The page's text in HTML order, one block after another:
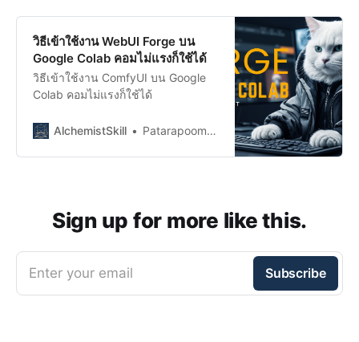
วิธีเข้าใช้งาน WebUI Forge บน
Google Colab คอมไม่แรงก็ใช้ได้
วิธีเข้าใช้งาน ComfyUI บน Google
Colab คอมไม่แรงก็ใช้ได้
AlchemistSkill Patarapoom Tungchanta
Sign up for more like this.
Enter your email Subscribe